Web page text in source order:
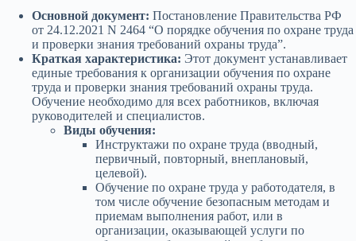
Основной документ: Постановление Правительства РФ
от 24.12.2021 N 2464 “О порядке обучения по охране труда
и проверки знания требований охраны труда”.
Краткая характеристика: Этот документ устанавливает
единые требования к организации обучения по охране
труда и проверки знания требований охраны труда.
Обучение необходимо для всех работников, включая
руководителей и специалистов.
Виды обучения:
Инструктажи по охране труда (вводный,
первичный, повторный, внеплановый,
целевой).
Обучение по охране труда у работодателя, в
том числе обучение безопасным методам и
приемам выполнения работ, или в
организации, оказывающей услуги по